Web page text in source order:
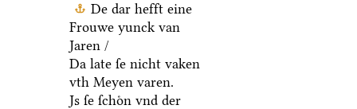
De dar hefft eine
Frouwe yunck van
Jaren /
Da late ſe nicht vaken
vth Meyen varen.
Js ſe ſchoͤn vnd der